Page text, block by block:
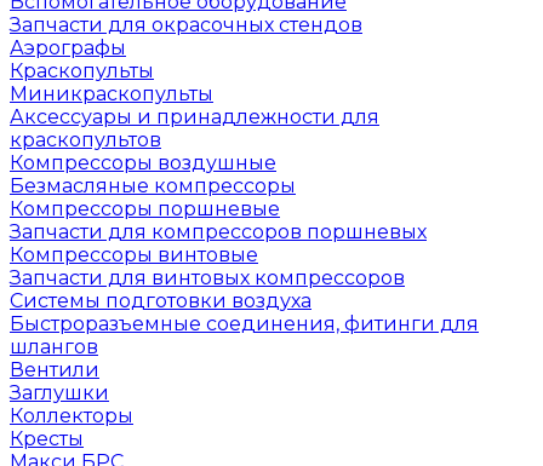
Запчасти для окрасочных стендов
Аэрографы
Краскопульты
Миникраскопульты
Аксессуары и принадлежности для
краскопультов
Компрессоры воздушные
Безмасляные компрессоры
Компрессоры поршневые
Запчасти для компрессоров поршневых
Компрессоры винтовые
Запчасти для винтовых компрессоров
Системы подготовки воздуха
Быстроразъемные соединения, фитинги для
шлангов
Вентили
Заглушки
Коллекторы
Кресты